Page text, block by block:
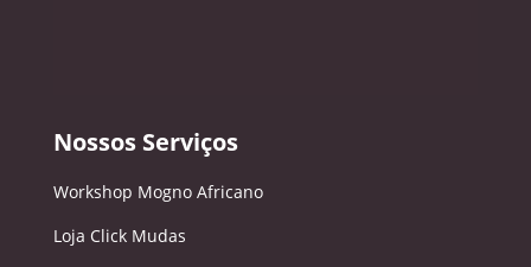
Nossos Serviços
Workshop Mogno Africano
Loja Click Mudas